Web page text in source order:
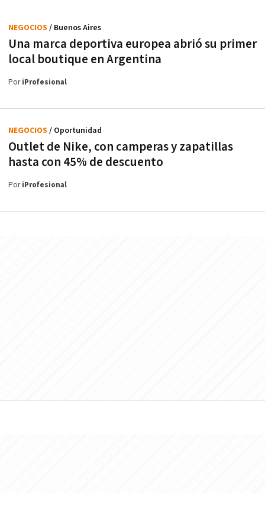
Una marca deportiva europea abrió su primer
local boutique en Argentina
NEGOCIOS / Buenos Aires
PoriProfesional
Outlet de Nike, con camperas y zapatillas
hasta con 45% de descuento
NEGOCIOS / Oportunidad
PoriProfesional